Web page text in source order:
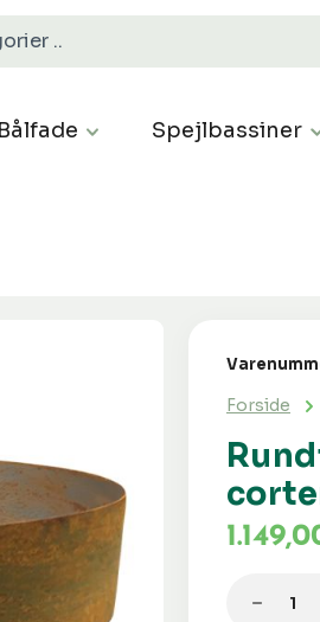
Bålfade Spejlbassiner
Forside